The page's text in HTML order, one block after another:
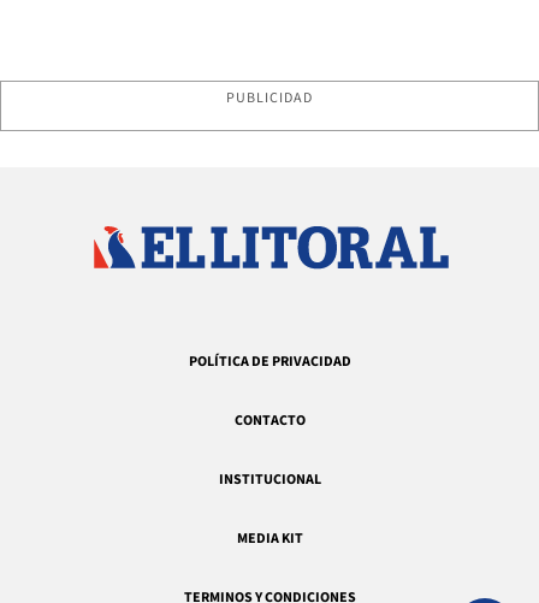
PUBLICIDAD
POLÍTICA DE PRIVACIDAD
CONTACTO
INSTITUCIONAL
MEDIA KIT
TERMINOS Y CONDICIONES